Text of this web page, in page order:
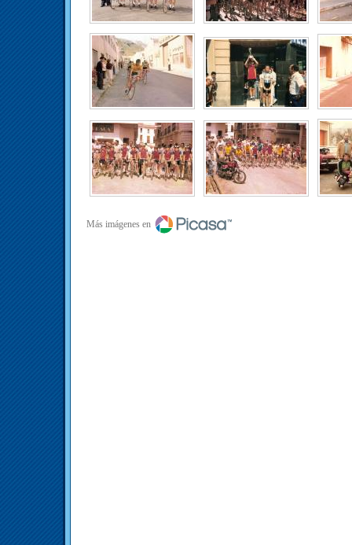
Más imágenes en